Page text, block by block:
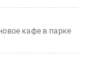
кафе в парке